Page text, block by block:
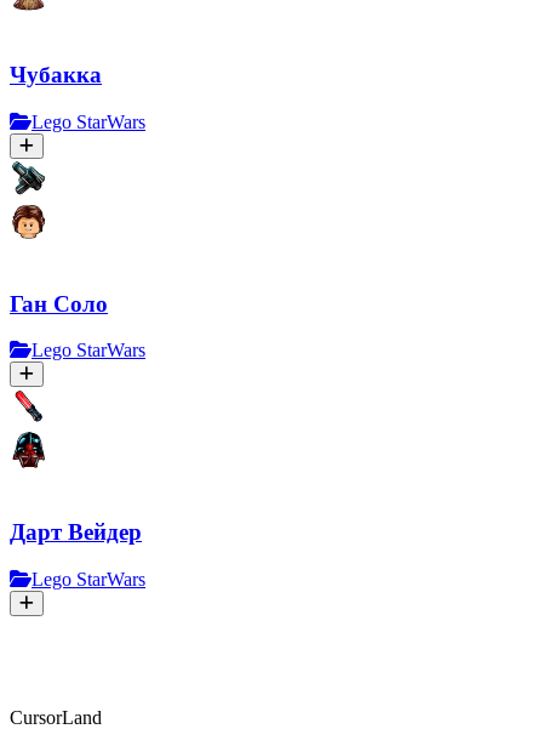
Чубакка
Lego StarWars
Ган Соло
Lego StarWars
Дарт Вейдер
Lego StarWars
CursorLand